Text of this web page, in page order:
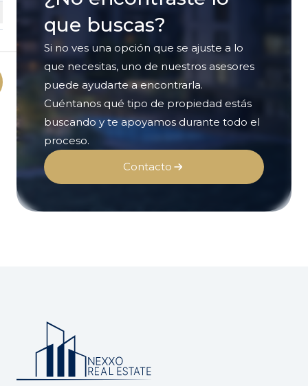
que buscas?
Si no ves una opción que se ajuste a lo
que necesitas, uno de nuestros asesores
puede ayudarte a encontrarla.
Cuéntanos qué tipo de propiedad estás
buscando y te apoyamos durante todo el
proceso.
Contacto